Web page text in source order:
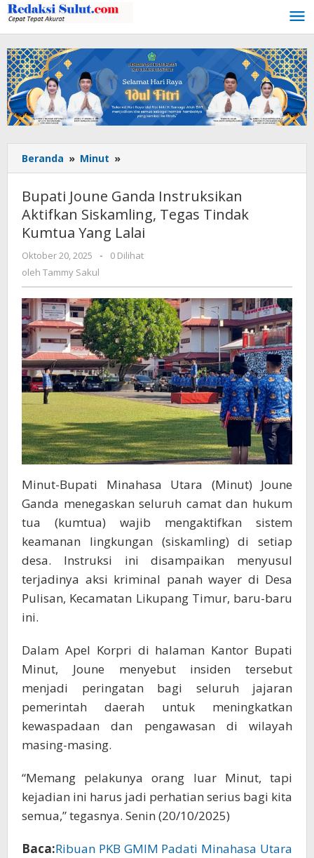
Lewati
ke
konten
Beranda » Minut »
Joune
Ganda
Instruksikan
Aktifkan
Siskamling,
Tindak
Yang
Lalai
Bupati Joune Ganda Instruksikan
Aktifkan Siskamling, Tegas Tindak
Kumtua Yang Lalai
Oktober 20, 2025
oleh
-
0 Dilihat
oleh Tammy Sakul
Minut-Bupati Minahasa Utara (Minut) Joune
Ganda menegaskan seluruh camat dan hukum
tua (kumtua) wajib mengaktifkan sistem
keamanan lingkungan (siskamling) di setiap
desa. Instruksi ini disampaikan menyusul
terjadinya aksi kriminal panah wayer di Desa
Pulisan, Kecamatan Likupang Timur, baru-baru
ini.
Dalam Apel Korpri di halaman Kantor Bupati
Minut, Joune menyebut insiden tersebut
menjadi peringatan bagi seluruh jajaran
pemerintah daerah untuk meningkatkan
kewaspadaan dan pengawasan di wilayah
masing-masing.
“Memang pelakunya orang luar Minut, tapi
kejadian ini harus jadi perhatian serius bagi kita
semua,” tegasnya. Senin (20/10/2025)
Baca:Ribuan PKB GMIM Padati Minahasa Utara